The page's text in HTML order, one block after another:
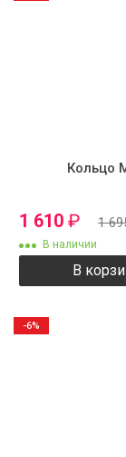
Кольцо
1 610 ₽ 1
В наличии
В
-6%